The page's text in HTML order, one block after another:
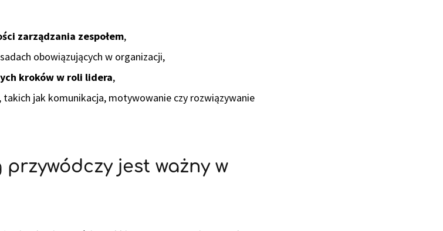
zarządzania zespołem,
obowiązujących w organizacji,
kroków w roli lidera,
, takich jak komunikacja, motywowanie czy rozwiązywanie
jest ważny w